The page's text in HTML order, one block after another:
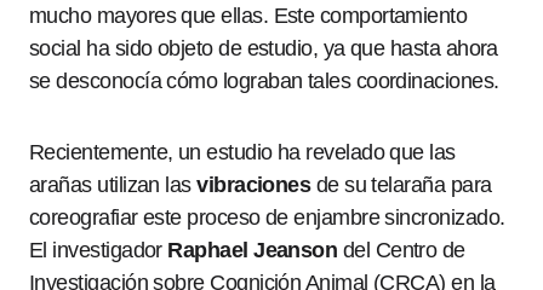
mucho mayores que ellas. Este comportamiento
social ha sido objeto de estudio, ya que hasta ahora
se desconocía cómo lograban tales coordinaciones.
Recientemente, un estudio ha revelado que las
arañas utilizan lasvibracionesde su telaraña para
coreografiar este proceso de enjambre sincronizado.
El investigador Raphael Jeanson del Centro de
Investigación sobre Cognición Animal (CRCA) en la